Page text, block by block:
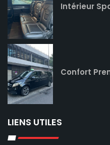
Intérieur
Confort
LIENS UTILES